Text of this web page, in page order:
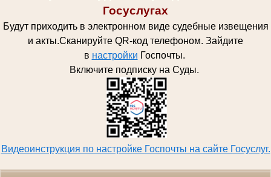
Госуслугах
Будут приходить в электронном виде судебные извещения
и акты.Сканируйте QR-код телефоном. Зайдите
в настройки Госпочты.
Включите подписку на Суды.
Видеоинструкция по настройке Госпочты на сайте Госуслуг.